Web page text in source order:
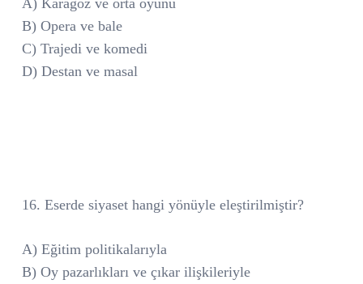
B) Opera ve bale
C) Trajedi ve komedi
D) Destan ve masal
16. Eserde siyaset hangi yönüyle eleştirilmiştir?
A) Eğitim politikalarıyla
B) Oy pazarlıkları ve çıkar ilişkileriyle